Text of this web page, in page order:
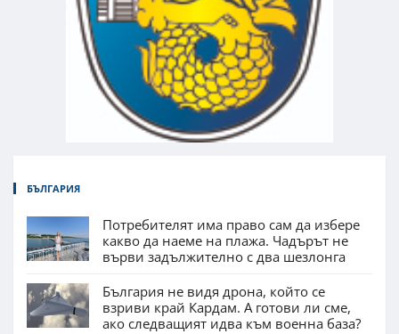
БЪЛГАРИЯ
Потребителят има право сам да избере
какво да наеме на плажа. Чадърът не
върви задължително с два шезлонга
България не видя дрона, който се
взриви край Кардам. А готови ли сме,
ако следващият идва към военна база?